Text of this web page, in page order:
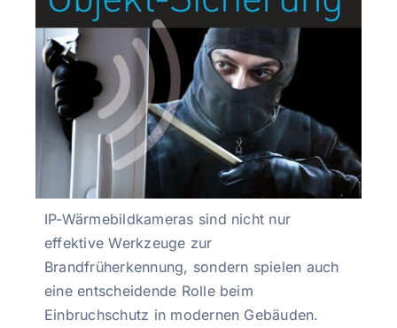
IP-Wärmebildkameras sind nicht nur
effektive Werkzeuge zur
Brandfrüherkennung, sondern spielen auch
eine entscheidende Rolle beim
Einbruchschutz in modernen Gebäuden.